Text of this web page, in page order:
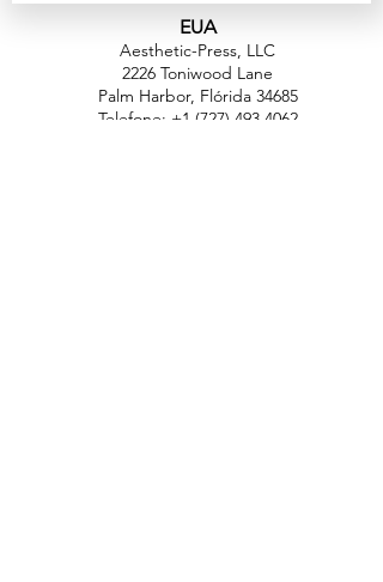
EUA
Aesthetic-Press, LLC
2226 Toniwood Lane
Palm Harbor, Flórida 34685
Telefone: +1 (727) 493 4062